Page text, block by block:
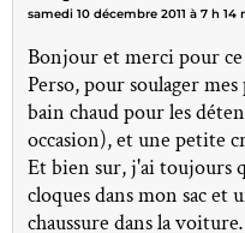
samedi 10 décembre 2011 à 7 h 14
Bonjour et merci pour
Perso, pour soulager
bain chaud pour les
occasion), et une petite
Et bien sur, j'ai toujours
cloques dans mon sac et
chaussure dans la